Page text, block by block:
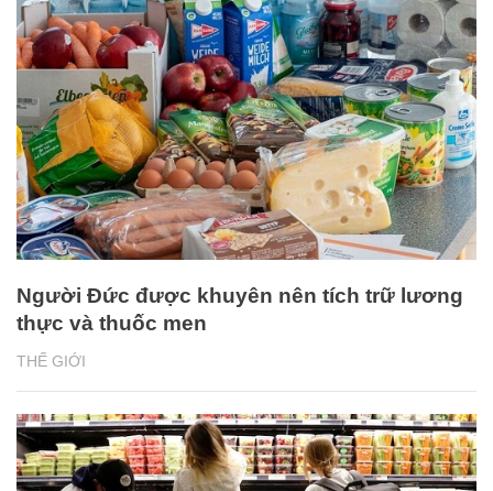
THẾ GIỚI
Người Đức được khuyên nên tích trữ lương
thực và thuốc men